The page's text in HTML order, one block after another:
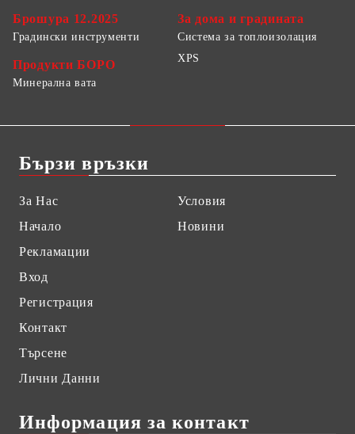
Брошура 12.2025 За дома и градината
Градински инструменти
Продукти БОРО
Система за топлоизолация
XPS
Минерална вата
Бързи връзки
За Нас
Начало
Рекламации
Вход
Регистрация
Контакт
Търсене
Лични Данни
Условия
Новини
Информация за контакт